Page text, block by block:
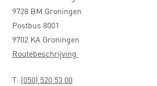
9728 BM Groningen
Postbus 8001
9702 KA Groningen
Routebeschrijving
T: (050) 520 53 00